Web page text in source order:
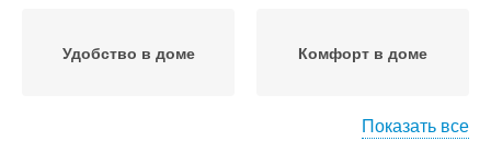
Удобство в доме Комфорт в доме
Показать все